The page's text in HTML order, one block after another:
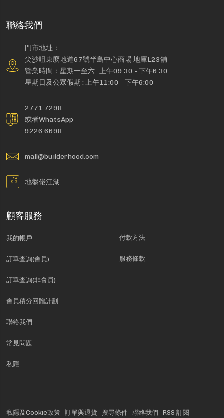
聯絡我們
門市地址：
尖沙咀東麼地道67號半島中心商場 地庫L23舖
營業時間：星期一至六 : 上午09:30 - 下午6:30
星期日及公眾假期 : 上午11:00 - 下午6:00
2771 7298
或者WhatsApp
9226 6698
mall@builderhood.com
地盤佬江湖
顧客服務
我的帳戶
訂單查詢(會員)
訂單查詢(非會員)
會員積分回贈計劃
聯絡我們
常見問題
私隱
付款方法
服務條款
私隱及Cookie政策 訂單與退貨 搜尋條件 聯絡我們 RSS 訂閱